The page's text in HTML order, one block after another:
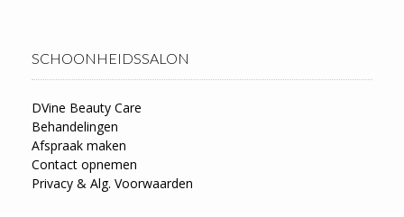
SCHOONHEIDSSALON
DVine Beauty Care
Behandelingen
Afspraak maken
Contact opnemen
Privacy & Alg. Voorwaarden